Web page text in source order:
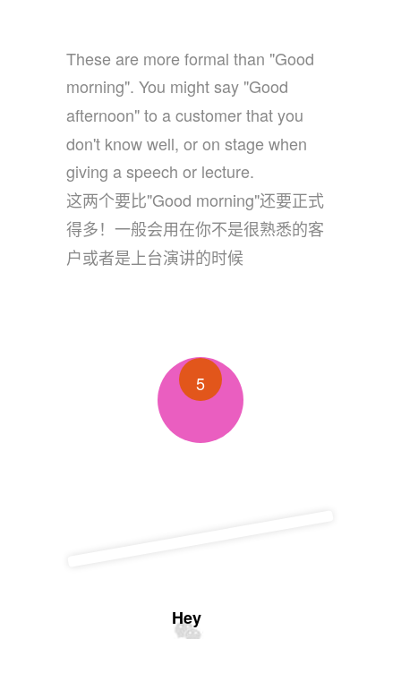
These are more formal than "Good
morning". You might say "Good
afternoon" to a customer that you
don't know well, or on stage when
giving a speech or lecture.
这两个要比"Good morning"还要正式
得多！一般会用在你不是很熟悉的客
户或者是上台演讲的时候
5
Hey